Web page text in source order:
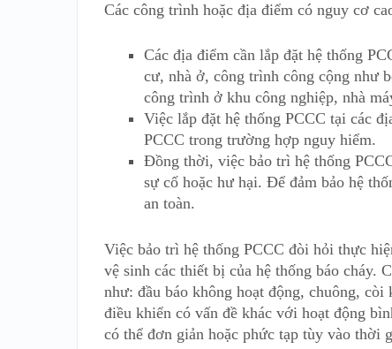
Các công trình hoặc địa điểm có nguy cơ
Các địa điểm cần lắp đặt hệ thống
cư, nhà ở, công trình công cộng như
công trình ở khu công nghiệp, nhà
Việc lắp đặt hệ thống PCCC tại các
PCCC trong trường hợp nguy hiểm.
Đồng thời, việc bảo trì hệ thống
sự cố hoặc hư hại. Để đảm bảo hệ
an toàn.
Việc bảo trì hệ thống PCCC đòi hỏi thực
vệ sinh các thiết bị của hệ thống báo cháy.
như: đầu báo không hoạt động, chuông,
điều khiển có vấn đề khác với hoạt động
có thể đơn giản hoặc phức tạp tùy vào thời